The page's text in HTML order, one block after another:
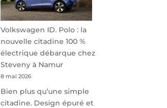
Volkswagen ID. Polo : la
nouvelle citadine 100 %
électrique débarque chez
Steveny à Namur
8 mai 2026
Bien plus qu’une simple
citadine. Design épuré et